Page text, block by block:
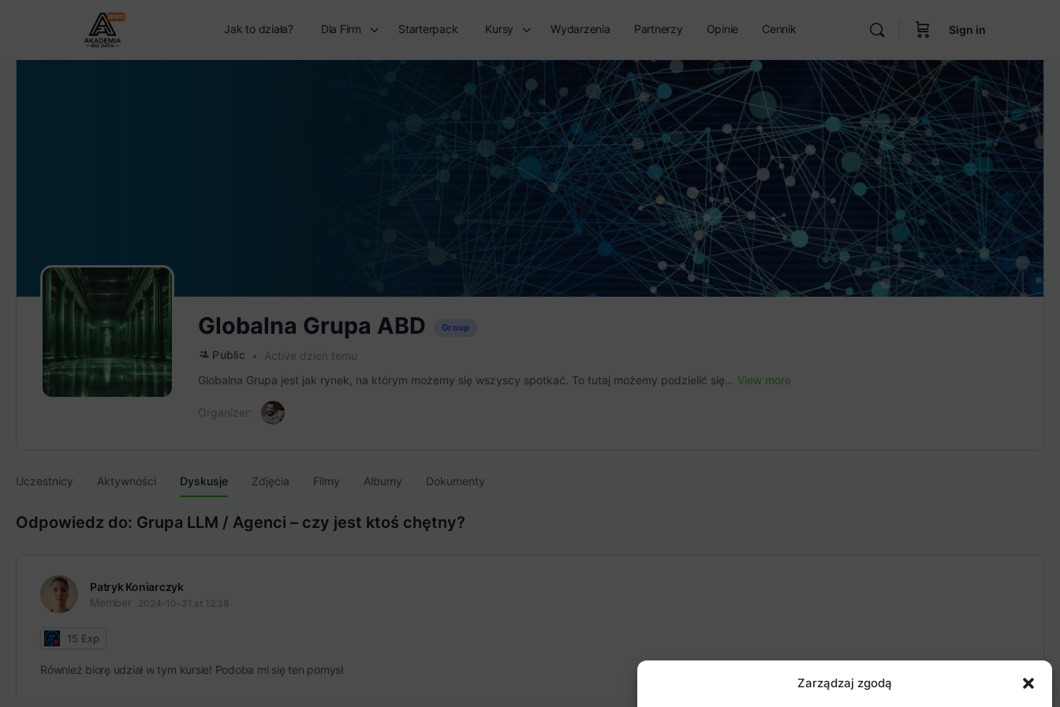
Zarządzaj zgodą
Jak to działa? Dla Firm Starterpack Kursy Wydarzenia Partnerzy Opinie Cennik Sign in
Globalna Grupa ABD Group
Public
Active dzień temu
Globalna Grupa jest jak rynek, na którym możemy się wszyscy spotkać. To tutaj możemy podzielić się... View more
Organizer:
Uczestnicy Aktywności Dyskusje Zdjęcia Filmy Albumy Dokumenty
Odpowiedz do: Grupa LLM / Agenci – czy jest ktoś chętny?
Patryk Koniarczyk
Member
2024-10-31 at 12:38
15 Exp
Również biorę udział w tym kursie! Podoba mi się ten pomysł